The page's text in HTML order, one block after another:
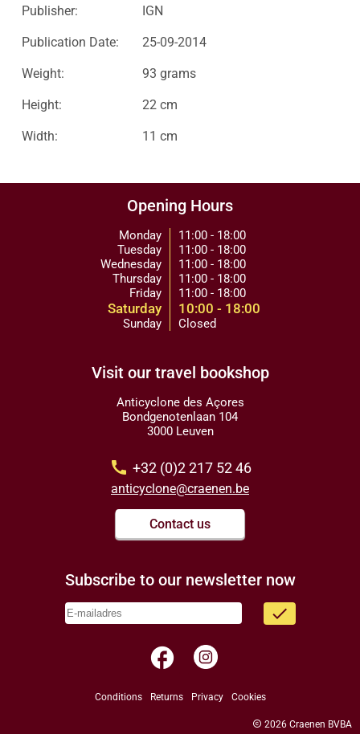
Publisher: IGN
Publication Date: 25-09-2014
Weight: 93 grams
Height: 22 cm
Width: 11 cm
Opening Hours
Monday
Tuesday
Wednesday
Thursday
Friday
Saturday
Sunday
11:00 - 18:00
11:00 - 18:00
11:00 - 18:00
11:00 - 18:00
11:00 - 18:00
10:00 - 18:00
Closed
Visit our travel bookshop
Anticyclone des Açores
Bondgenotenlaan 104
3000 Leuven
call +32 (0)2 217 52 46
anticyclone@craenen.be
Contact us
Subscribe to our newsletter now
done
facebook
Conditions Returns Privacy Cookies
copyright 2026 Craenen BVBA